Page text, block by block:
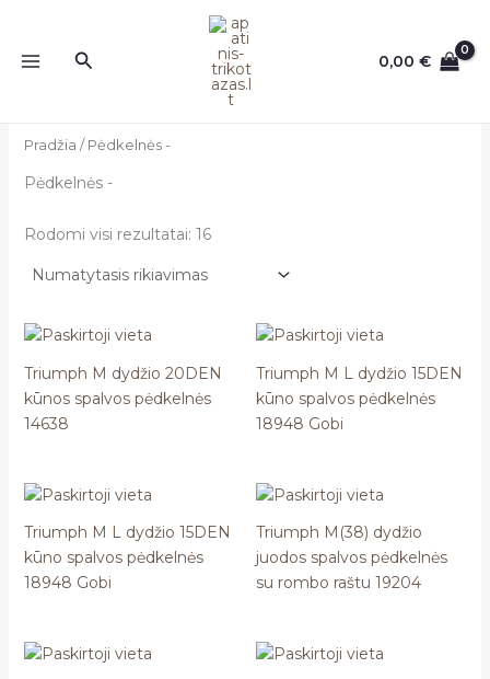
turinio
Paieška 0,00€
Pradžia / Pėdkelnės -
Pėdkelnės -
Rodomi visi rezultatai: 16
Triumph M dydžio 20DEN
kūnos spalvos pėdkelnės
14638
Triumph M L dydžio 15DEN
kūno spalvos pėdkelnės
18948 Gobi
Triumph M L dydžio 15DEN
kūno spalvos pėdkelnės
18948 Gobi
Triumph M(38) dydžio
juodos spalvos pėdkelnės
su rombo raštu 19204